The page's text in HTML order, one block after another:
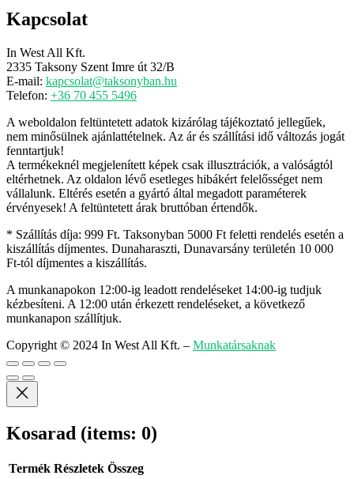
Kapcsolat
In West All Kft.
2335 Taksony Szent Imre út 32/B
E-mail: kapcsolat@taksonyban.hu
Telefon: +36 70 455 5496
A weboldalon feltüntetett adatok kizárólag tájékoztató jellegűek,
nem minősülnek ajánlattételnek. Az ár és szállítási idő változás jogát
fenntartjuk!
A termékeknél megjelenített képek csak illusztrációk, a valóságtól
eltérhetnek. Az oldalon lévő esetleges hibákért felelősséget nem
vállalunk. Eltérés esetén a gyártó által megadott paraméterek
érvényesek! A feltüntetett árak bruttóban értendők.
* Szállítás díja: 999 Ft. Taksonyban 5000 Ft feletti rendelés esetén a
kiszállítás díjmentes. Dunaharaszti, Dunavarsány területén 10 000
Ft-tól díjmentes a kiszállítás.
A munkanapokon 12:00-ig leadott rendeléseket 14:00-ig tudjuk
kézbesíteni. A 12:00 után érkezett rendeléseket, a következő
munkanapon szállítjuk.
Copyright © 2024 In West All Kft. – Munkatársaknak
Kosarad (items: 0)
Termék Részletek Összeg